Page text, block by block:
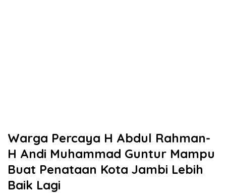
Warga Percaya H Abdul Rahman-
H Andi Muhammad Guntur Mampu
Buat Penataan Kota Jambi Lebih
Baik Lagi